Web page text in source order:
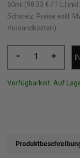
60ml (98.33 € / 1 L |
Schweiz: Preise exkl.
Versandkosten)
- +
Verfügbarkeit: Auf